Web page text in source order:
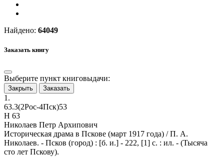
Найдено: 64049
Заказать книгу
Выберите пункт книговыдачи:
Закрыть Заказать
1.
63.3(2Рос-4Пск)53
Н 63
Николаев Петр Архипович
Историческая драма в Пскове (март 1917 года) / П. А.
Николаев. - Псков (город) : [б. и.] - 222, [1] с. : ил. - (Тысяча
сто лет Пскову).